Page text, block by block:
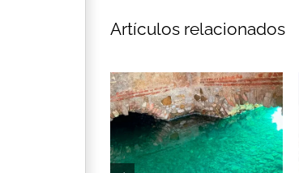
Artículos relacionados